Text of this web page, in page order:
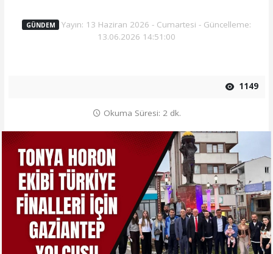
GÜNDEM
Yayın: 13 Haziran 2026 - Cumartesi - Güncelleme:
13.06.2026 14:51:00
1149
Okuma Süresi: 2 dk.